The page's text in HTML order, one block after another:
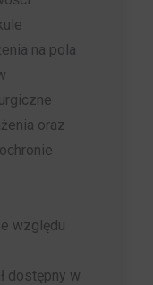
na pola
oraz
względu
dostępny w